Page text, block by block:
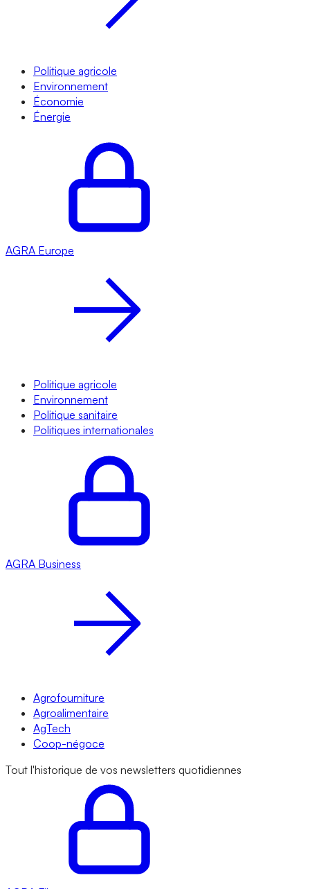
Politique agricole
Environnement
Économie
Énergie
AGRA Europe
Politique agricole
Environnement
Politique sanitaire
Politiques internationales
AGRA Business
Agrofourniture
Agroalimentaire
AgTech
Coop-négoce
Tout l'historique de vos newsletters quotidiennes